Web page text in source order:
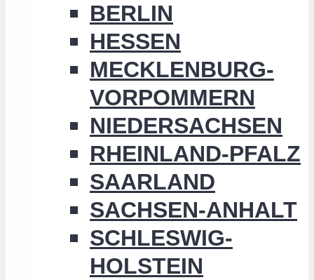
BERLIN
HESSEN
MECKLENBURG-
VORPOMMERN
NIEDERSACHSEN
RHEINLAND-PFALZ
SAARLAND
SACHSEN-ANHALT
SCHLESWIG-
HOLSTEIN